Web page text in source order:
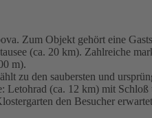
Zum Objekt gehört eine
(ca. 20 km). Zahlreiche
m).
zu den saubersten und
Letohrad (ca. 12 km) mit
den Besucher